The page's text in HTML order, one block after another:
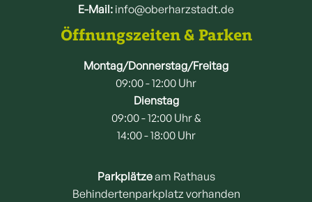
E-Mail: info@oberharzstadt.de
Öffnungszeiten & Parken
Montag/Donnerstag/Freitag
09:00 - 12:00 Uhr
Dienstag
09:00 - 12:00 Uhr &
14:00 - 18:00 Uhr
Parkplätzeam Rathaus
Behindertenparkplatz vorhanden